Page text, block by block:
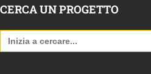
CERCA UN PROGETTO
Search
for: